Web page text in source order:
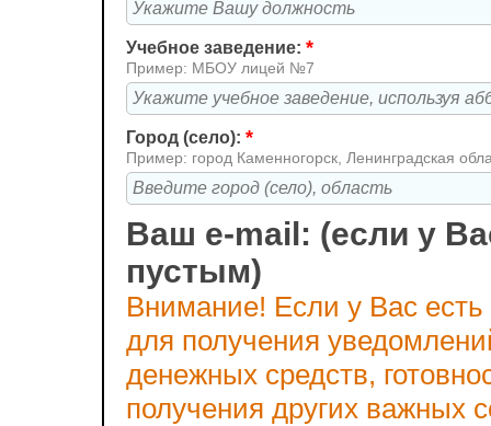
Учебное заведение: *
Пример: МБОУ лицей №7
Город (село): *
Пример: город Каменногорск, Ленинградская
Ваш e-mail: (если у
пустым)
Внимание! Если у Вас
для получения
денежных средств,
получения других важных